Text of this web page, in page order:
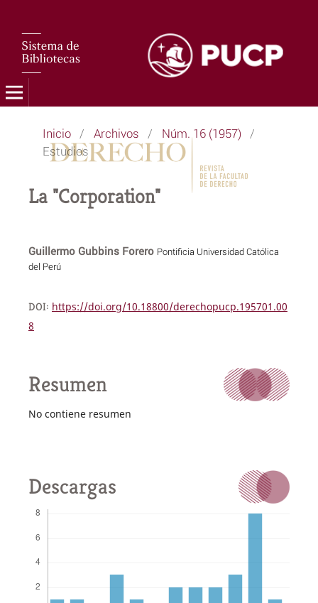
Inicio / Archivos / Núm. 16 (1957) /
Estudios
La "Corporation"
Guillermo Gubbins Forero Pontificia Universidad Católica
del Perú
DOI: https://doi.org/10.18800/derechopucp.195701.00
8
Resumen
No contiene resumen
Descargas